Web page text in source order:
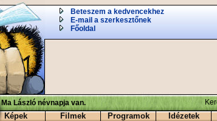
Beteszem a kedvencekhez
E-mail a szerkesztőnek
Főoldal
Ma László névnapja van.
Képek Filmek Programok Idézetek